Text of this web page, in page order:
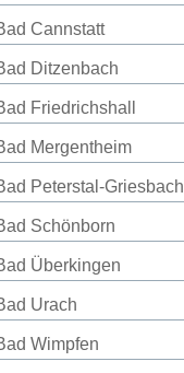
Cannstatt
Ditzenbach
Friedrichshall
Mergentheim
Peterstal-Griesbach
Schönborn
Überkingen
Urach
Wimpfen